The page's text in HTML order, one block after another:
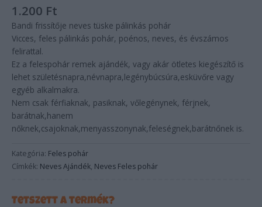
1.200 Ft
Bandi frissítője neves tüske pálinkás pohár
Vicces, feles pálinkás pohár, poénos, neves, és évszámos
felirattal.
Ez a felespohár remek ajándék, vagy akár ötletes kiegészítő is
lehet születésnapra,névnapra,legénybúcsúra,esküvőre vagy
egyéb alkalmakra.
Nem csak férfiaknak, pasiknak, vőlegénynek, férjnek,
barátnak,hanem
nőknek,csajoknak,menyasszonynak,feleségnek,barátnőnek is.
Kategória: Feles pohár
Címkék: Neves Ajándék, Neves Feles pohár
Tetszett a termék?